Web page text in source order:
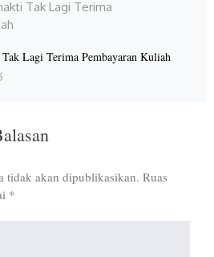
Lagi Terima Pembayaran Kuliah
tidak akan dipublikasikan. Ruas
*